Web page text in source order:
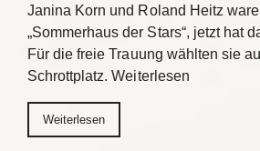
Janina Korn und Roland Heitz
„Sommerhaus der Stars“, jetzt hat
Für die freie Trauung wählten sie
Schrottplatz. Weiterlesen
Weiterlesen